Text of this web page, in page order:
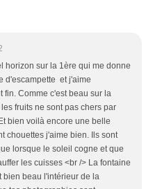
horizon sur la 1ère qui me donne
d'escampette et j'aime
fin. Comme c'est beau sur la
fruits ne sont pas chers par
bien voilà encore une belle
chouettes j'aime bien. Ils sont
lorsque le soleil cogne et que
les cuisses <br /> La fontaine
bien beau l'intérieur de la